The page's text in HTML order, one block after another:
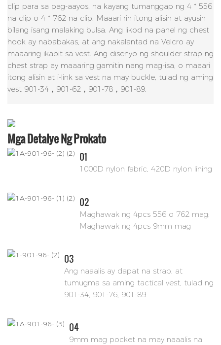
clip para sa pag-aayos, na kayang tumanggap ng 4 * 556
na clip o 4 * 762 na clip. Maaari rin itong alisin at ayusin
bilang isang malaking bulsa. Ang likod na panel ng chest
hook ay nababakas, at ang nakalantad na Velcro ay
maaaring ikabit sa vest. Ang disenyo ng shoulder strap ng
chest strap ay maaaring gamitin nang mag-isa, o maaari
itong alisin at i-link sa vest na may buckle, tulad ng aming
vest 901-34，901-62，901-78，901-89.
Mga Detalye Ng Prokato
01
1000D nylon fabric, 420D nylon lining
02
Maghawak ng 4pcs 556 o 762 mag;
Maghawak ng 4pcs 9mm mag
03
Ang naaalis ay dapat na strap, at
tumugma sa aming tactical vest, tulad ng
901-34, 901-76, 901-89
04
9mm mag pocket na may naaalis na